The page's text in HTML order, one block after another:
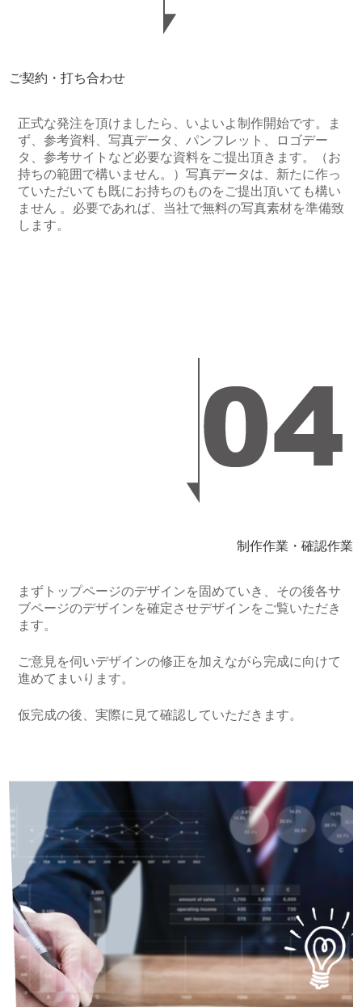
ご契約・打ち合わせ
正式な発注を頂けましたら、いよいよ制作開始です。ま
ず、参考資料、写真データ、パンフレット、ロゴデー
タ、参考サイトなど必要な資料をご提出頂きます。（お
持ちの範囲で構いません。）写真データは、新たに作っ
ていただいても既にお持ちのものをご提出頂いても構い
ません 。必要であれば、当社で無料の写真素材を準備致
します。
制作作業・確認作業
まずトップページのデザインを固めていき、その後各サ
ブページのデザインを確定させデザインをご覧いただき
ます。
ご意見を伺いデザインの修正を加えながら完成に向けて
進めてまいります。
仮完成の後、実際に見て確認していただきます。